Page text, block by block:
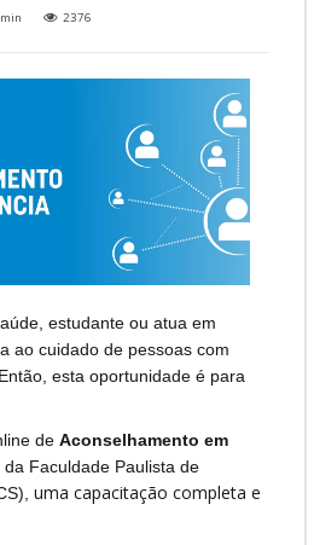
min 2376
estudante ou atua em
ao cuidado de pessoas com
esta oportunidade é para
de Aconselhamento em
da Faculdade Paulista de
uma capacitação completa e